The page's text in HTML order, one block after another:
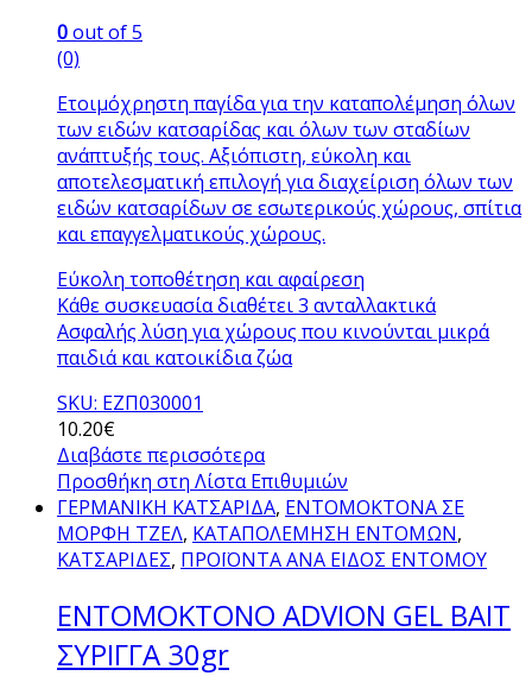
0out of 5
(0)
Ετοιμόχρηστη παγίδα για την καταπολέμηση όλων
των ειδών κατσαρίδας και όλων των σταδίων
ανάπτυξής τους. Αξιόπιστη, εύκολη και
αποτελεσματική επιλογή για διαχείριση όλων των
ειδών κατσαρίδων σε εσωτερικούς χώρους, σπίτια
και επαγγελματικούς χώρους.
Εύκολη τοποθέτηση και αφαίρεση
Κάθε συσκευασία διαθέτει 3 ανταλλακτικά
Ασφαλής λύση για χώρους που κινούνται μικρά
παιδιά και κατοικίδια ζώα
SKU: ΕΖΠ030001
10.20€
Διαβάστε περισσότερα
Προσθήκη στη Λίστα Επιθυμιών
ΓΕΡΜΑΝΙΚΗ ΚΑΤΣΑΡΙΔΑ, ΕΝΤΟΜΟΚΤΟΝΑ ΣΕ
ΜΟΡΦΗ ΤΖΕΛ, ΚΑΤΑΠΟΛΕΜΗΣΗ ΕΝΤΟΜΩΝ,
ΚΑΤΣΑΡΙΔΕΣ, ΠΡΟΪΟΝΤΑ ΑΝΑ ΕΙΔΟΣ ΕΝΤΟΜΟΥ
ΕΝΤΟΜΟΚΤΟΝΟ ADVION GEL BAIT
ΣΥΡΙΓΓΑ 30gr